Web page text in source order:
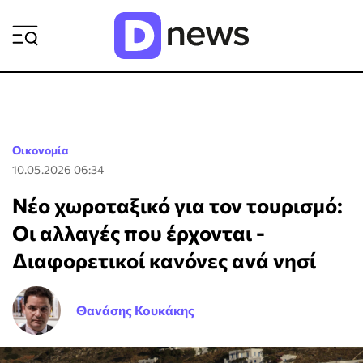
Οικονομία
10.05.2026 06:34
Νέο χωροταξικό για τον τουρισμό:
Οι αλλαγές που έρχονται -
Διαφορετικοί κανόνες ανά νησί
Θανάσης Κουκάκης